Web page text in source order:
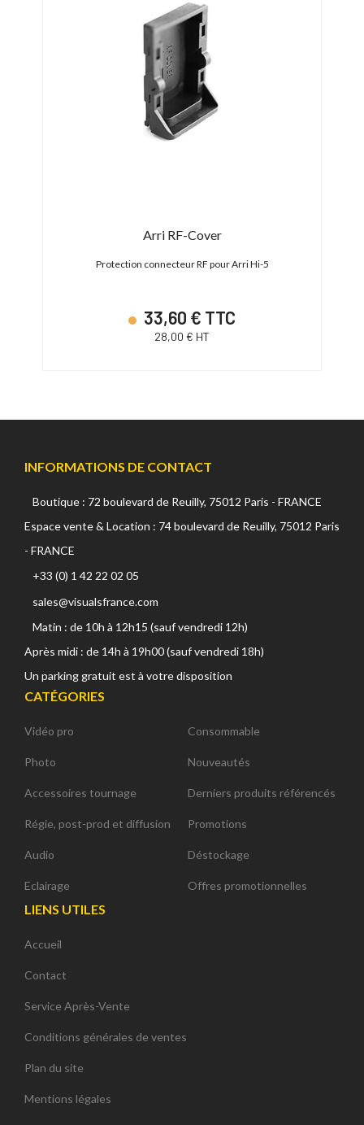
Arri RF-Cover
Protection connecteur RF pour Arri Hi-5
33,60 € TTC
28,00 € HT
INFORMATIONS DE CONTACT
Boutique : 72 boulevard de Reuilly, 75012 Paris - FRANCE
Espace vente & Location : 74 boulevard de Reuilly, 75012 Paris
- FRANCE
+33 (0) 1 42 22 02 05
sales@visualsfrance.com
Matin : de 10h à 12h15 (sauf vendredi 12h)
Après midi : de 14h à 19h00 (sauf vendredi 18h)
Un parking gratuit est à votre disposition
CATÉGORIES
Vidéo pro
Photo
Accessoires tournage
Régie, post-prod et diffusion
Audio
Eclairage
Consommable
Nouveautés
Derniers produits référencés
Promotions
Déstockage
Offres promotionnelles
LIENS UTILES
Accueil
Contact
Service Après-Vente
Conditions générales de ventes
Plan du site
Mentions légales